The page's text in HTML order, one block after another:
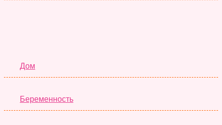
Дом
Беременность